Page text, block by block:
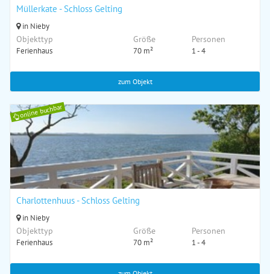
Müllerkate - Schloss Gelting
in Nieby
Objekttyp
Ferienhaus
Größe
70 m²
Personen
1 - 4
zum Objekt
online buchbar
Charlottenhuus - Schloss Gelting
in Nieby
Objekttyp
Ferienhaus
Größe
70 m²
Personen
1 - 4